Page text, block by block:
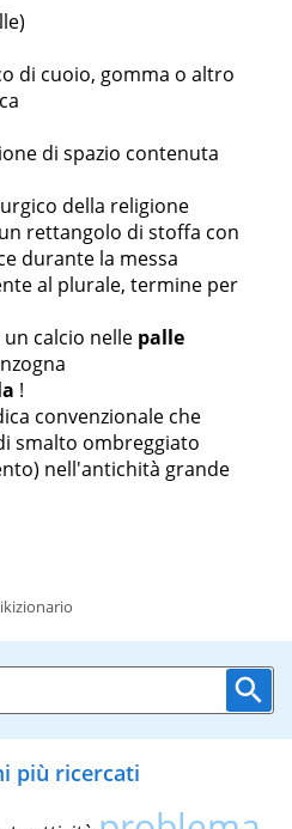
di cuoio, gomma o altro
di spazio contenuta
della religione
rettangolo di stoffa con
durante la messa
al plurale, termine per
calcio nelle palle
!
convenzionale che
smalto ombreggiato
nell'antichità grande
più ricercati